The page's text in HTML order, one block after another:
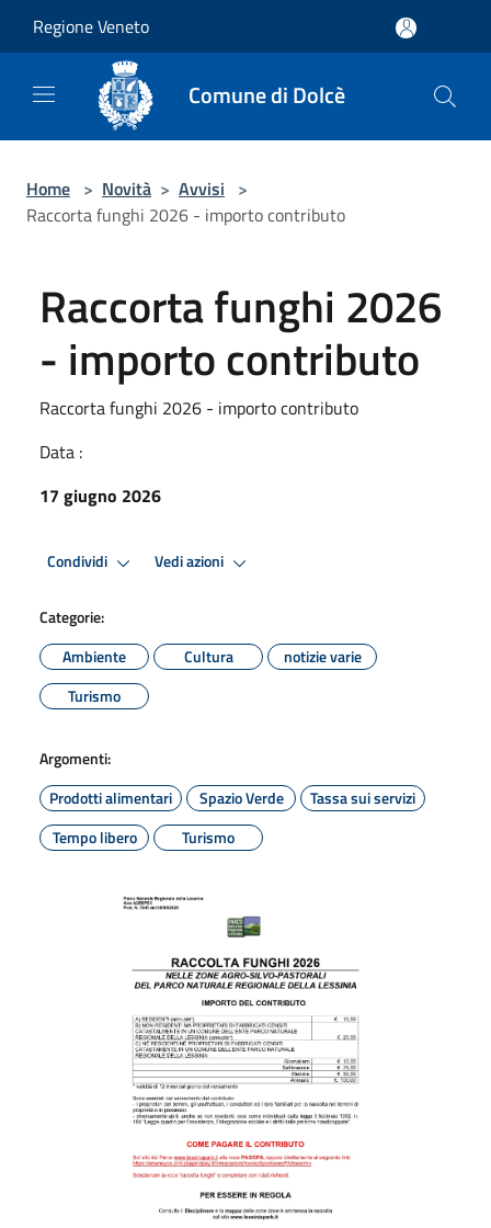
Regione Veneto
Comune di Dolcè
Home > Novità > Avvisi >
Raccorta funghi 2026 - importo contributo
Raccorta funghi 2026
- importo contributo
Raccorta funghi 2026 - importo contributo
Data :
17 giugno 2026
Condividi Vedi azioni
Categorie:
Ambiente
Cultura
notizie varie
Turismo
Argomenti:
Prodotti alimentari
Spazio Verde
Tassa sui servizi
Tempo libero
Turismo